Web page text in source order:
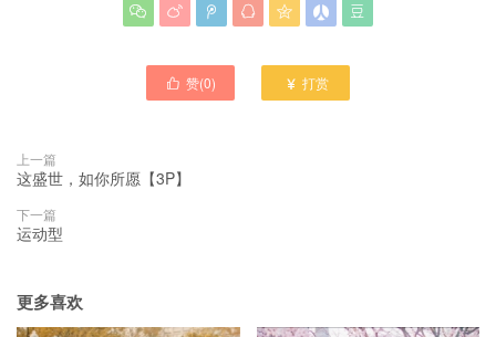
      
 赞(0)  打赏
上一篇
这盛世，如你所愿【3P】
下一篇
运动型
更多喜欢